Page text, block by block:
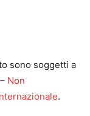
sono soggetti a
Non
.